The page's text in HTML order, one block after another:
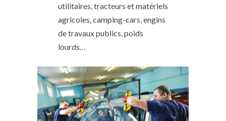
utilitaires, tracteurs et matériels
agricoles, camping-cars, engins
de travaux publics, poids
lourds…